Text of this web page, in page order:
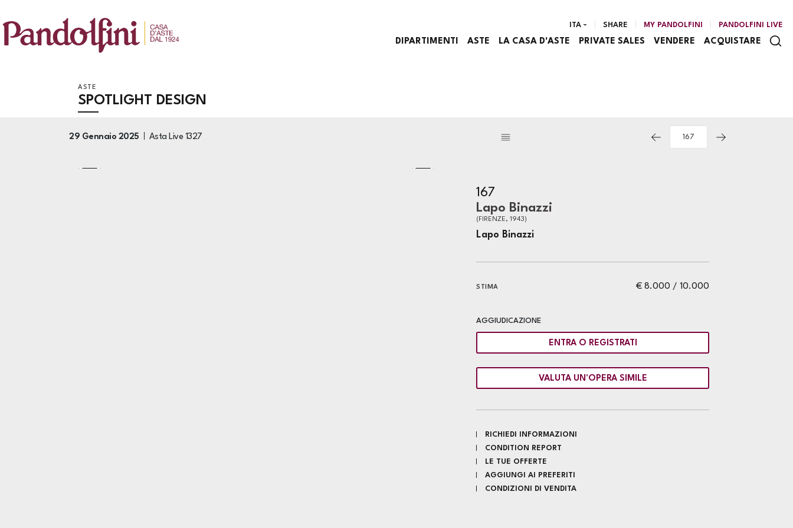
ITA SHARE MY PANDOLFINI PANDOLFINI LIVE
DIPARTIMENTI ASTE LA CASA D'ASTE PRIVATE SALES VENDERE ACQUISTARE
ASTE
SPOTLIGHT DESIGN
29 Gennaio 2025 Asta Live 1327
167
Lapo Binazzi
(FIRENZE, 1943)
Lapo Binazzi
€ 8.000 / 10.000
STIMA
AGGIUDICAZIONE
ENTRA O REGISTRATI
VALUTA UN'OPERA SIMILE
RICHIEDI INFORMAZIONI
CONDITION REPORT
LE TUE OFFERTE
AGGIUNGI AI PREFERITI
CONDIZIONI DI VENDITA